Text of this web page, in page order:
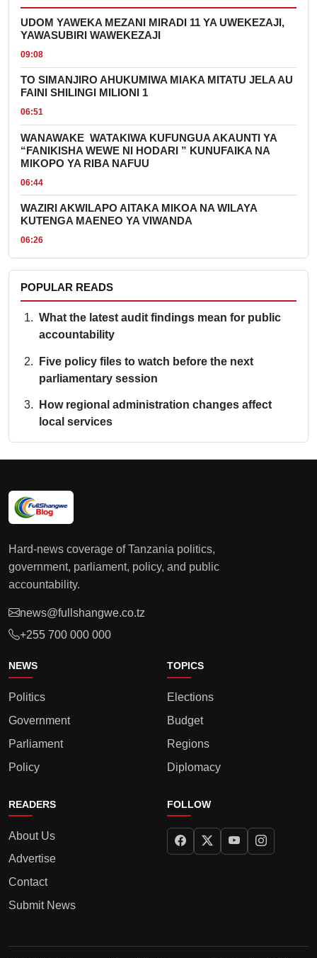
UDOM YAWEKA MEZANI MIRADI 11 YA UWEKEZAJI,
YAWASUBIRI WAWEKEZAJI
09:08
TO SIMANJIRO AHUKUMIWA MIAKA MITATU JELA AU
FAINI SHILINGI MILIONI 1
06:51
WANAWAKE WATAKIWA KUFUNGUA AKAUNTI YA
“FANIKISHA WEWE NI HODARI ” KUNUFAIKA NA
MIKOPO YA RIBA NAFUU
06:44
WAZIRI AKWILAPO AITAKA MIKOA NA WILAYA
KUTENGA MAENEO YA VIWANDA
06:26
POPULAR READS
What the latest audit findings mean for public
accountability
Five policy files to watch before the next
parliamentary session
How regional administration changes affect
local services
Hard-news coverage of Tanzania politics,
government, parliament, policy, and public
accountability.
news@fullshangwe.co.tz
+255 700 000 000
NEWS
Politics
Government
Parliament
Policy
TOPICS
Elections
Budget
Regions
Diplomacy
READERS
About Us
Advertise
Contact
Submit News
FOLLOW